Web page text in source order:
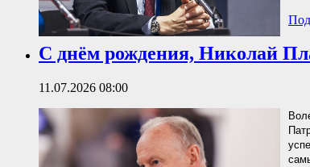
С днём рождения, Николай
11.07.2026 08:00